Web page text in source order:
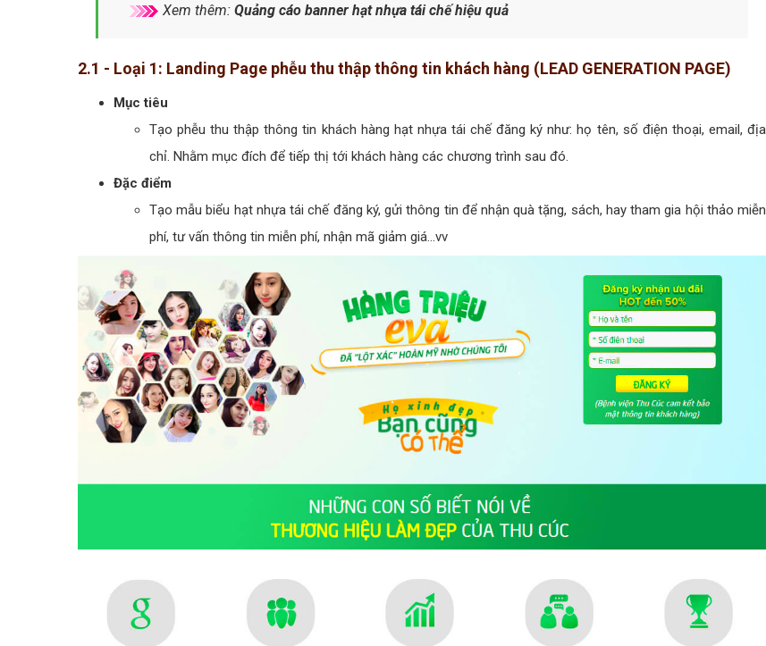
Xem thêm: Quảng cáo banner hạt nhựa tái chế hiệu quả
2.1 - Loại 1: Landing Page phễu thu thập thông tin khách hàng (LEAD GENERATION PAGE)
Mục tiêu
Tạo phễu thu thập thông tin khách hàng hạt nhựa tái chế đăng ký như: họ tên, số điện thoại, email, địa
chỉ. Nhằm mục đích để tiếp thị tới khách hàng các chương trình sau đó.
Đặc điểm
Tạo mẫu biểu hạt nhựa tái chế đăng ký, gửi thông tin để nhận quà tặng, sách, hay tham gia hội thảo miễn
phí, tư vấn thông tin miễn phí, nhận mã giảm giá...vv